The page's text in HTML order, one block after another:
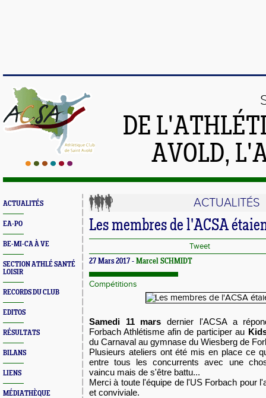
DE
AVOLD,
ACTUALITÉS
EA-PO
BE-MI-CA À VE
SECTION ATHLÉ SANTÉ
LOISIR
RECORDS DU CLUB
EDITOS
RÉSULTATS
BILANS
LIENS
MÉDIATHÈQUE
ACTUALITÉS
Les membres de l'ACSA
Tweet
27 Mars 2017 - Marcel SCHMIDT
Compétitions
Samedi 11 mars dernier l'ACSA a
Forbach Athlétisme afin de participer au
du Carnaval au gymnase du Wiesberg de
Plusieurs ateliers ont été mis en place ce
entre tous les concurrents avec une
vaincu mais de s'être battu...
Merci à toute l'équipe de l'US Forbach pour
et conviviale.